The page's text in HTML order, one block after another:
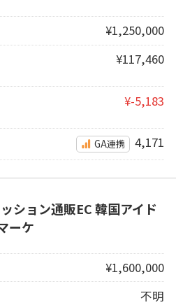
¥1,250,000
¥117,460
¥-5,183
GA連携 4,171
ション通販EC 韓国アイド
ーケ
¥1,600,000
不明